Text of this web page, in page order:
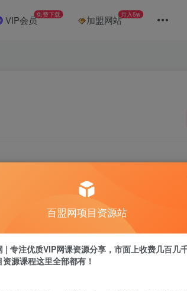
VIP会员免费下载 加盟网站月入5w
训练营，跨境电商TK实战变现
，请付费后查看
费 永久会员免费
百盟网项目资源站
| 专注优质VIP网课资源分享，市面上收费几百几
资源课程这里全部都有！